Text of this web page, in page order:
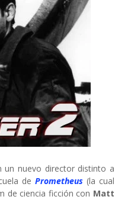
un nuevo director distinto a
dePrometheus (la cual
de ciencia ficción con Matt